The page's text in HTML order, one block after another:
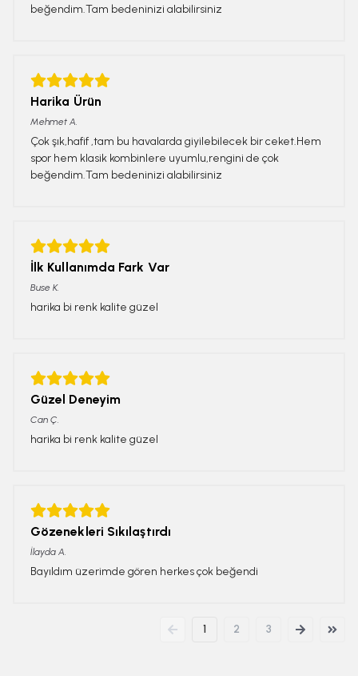
beğendim.Tam bedeninizi alabilirsiniz
Harika Ürün
Mehmet A.
Çok şık,hafif ,tam bu havalarda giyilebilecek bir ceket.Hem
spor hem klasik kombinlere uyumlu,rengini de çok
beğendim.Tam bedeninizi alabilirsiniz
İlk Kullanımda Fark Var
Buse K.
harika bi renk kalite güzel
Güzel Deneyim
Can Ç.
harika bi renk kalite güzel
Gözenekleri Sıkılaştırdı
İlayda A.
Bayıldım üzerimde gören herkes çok beğendi
1 2 3